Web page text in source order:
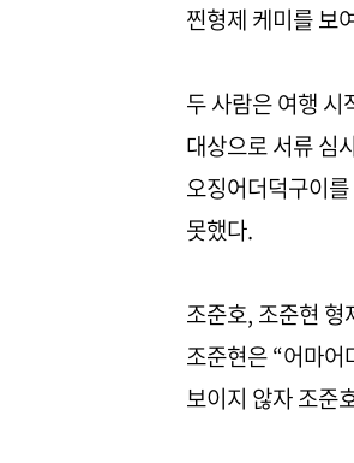
찐형제 케미를 보
두 사람은 여행 시
대상으로 서류 심
오징어더덕구이
못했다.
조준호, 조준현
조준현은 “어마어
보이지 않자 조준